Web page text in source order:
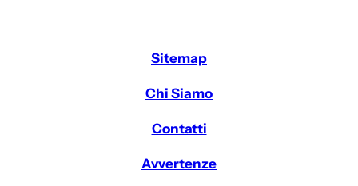
Sitemap
Chi Siamo
Contatti
Avvertenze